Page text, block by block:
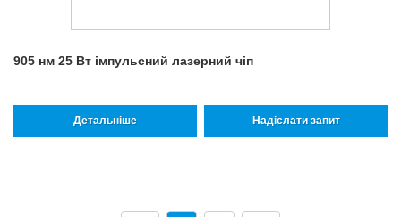
905 нм 25 Вт імпульсний лазерний чіп
Детальніше Надіслати запит